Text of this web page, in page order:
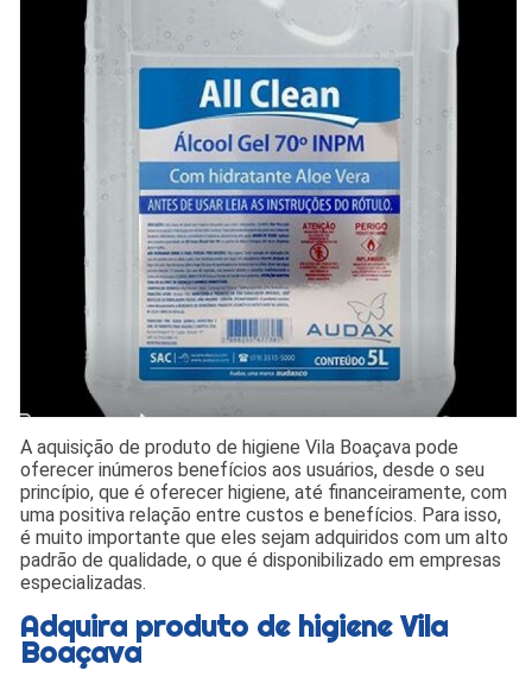
A aquisição de produto de higiene Vila Boaçava pode
oferecer inúmeros benefícios aos usuários, desde o seu
princípio, que é oferecer higiene, até financeiramente, com
uma positiva relação entre custos e benefícios. Para isso,
é muito importante que eles sejam adquiridos com um alto
padrão de qualidade, o que é disponibilizado em empresas
especializadas.
Adquira produto de higiene Vila
Boaçava